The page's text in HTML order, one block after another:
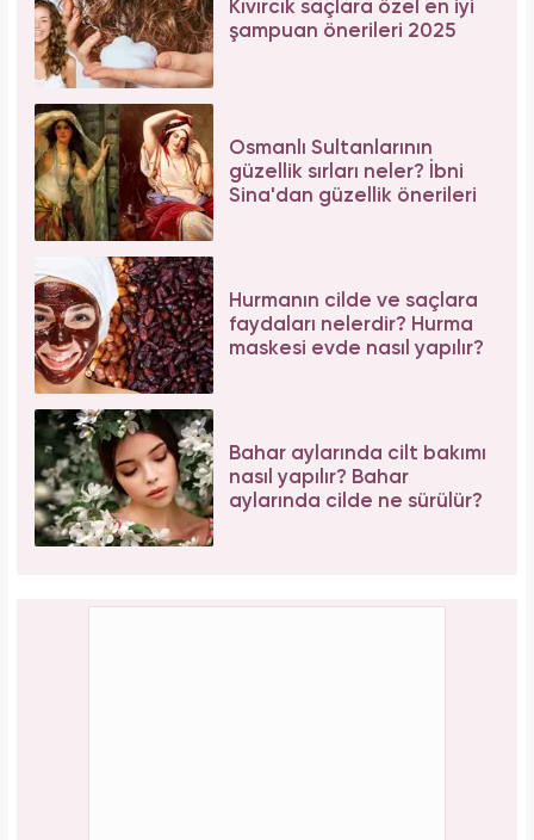
Kıvırcık saçlara özel en iyi
şampuan önerileri 2025
Osmanlı Sultanlarının
güzellik sırları neler? İbni
Sina'dan güzellik önerileri
Hurmanın cilde ve saçlara
faydaları nelerdir? Hurma
maskesi evde nasıl yapılır?
Bahar aylarında cilt bakımı
nasıl yapılır? Bahar
aylarında cilde ne sürülür?